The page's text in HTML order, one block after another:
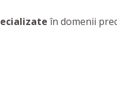
în domenii